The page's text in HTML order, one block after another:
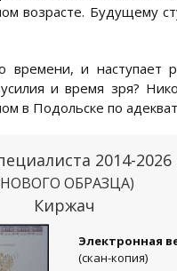
возрасте. Будущему
времени, и наступает
и время зря?
в Подольске по
2014-2026
ОБРАЗЦА)
Киржач
Электронная
(скан-копия)